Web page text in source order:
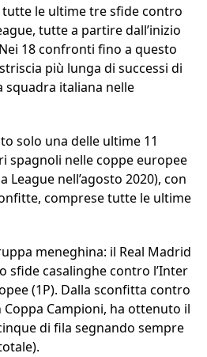
le ultime tre sfide contro
tutte a partire dall’inizio
18 confronti fino a questo
più lunga di successi di
squadra italiana nelle
solo una delle ultime 11
spagnoli nelle coppe europee
League nell’agosto 2020), con
comprese tutte le ultime
meneghina: il Real Madrid
sfide casalinghe contro l’Inter
(1P). Dalla sconfitta contro
Campioni, ha ottenuto il
di fila segnando sempre